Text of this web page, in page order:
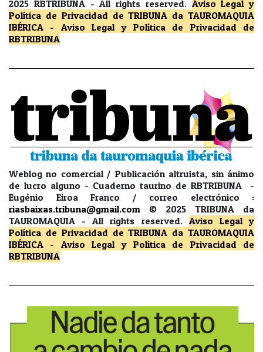
2025 RBTRIBUNA -All rights reserved. Aviso Legal y
Política de Privacidad de TRIBUNA da TAUROMAQUIA
IBÉRICA - Aviso Legal y Política de Privacidad
de
RBTRIBUNA
Weblog no comercial / Publicación altruista, sin ánimo
de lucro alguno - Cuaderno taurino de RBTRIBUNA -
Eugénio Eiroa Franco / correo electrónico :
riasbaixas.tribuna@gmail.com
© 2025 TRIBUNA da
TAUROMAQUIA -All rights reserved. Aviso Legal y
Política de Privacidad de TRIBUNA da TAUROMAQUIA
IBÉRICA - Aviso Legal y Política de Privacidad
de
RBTRIBUNA